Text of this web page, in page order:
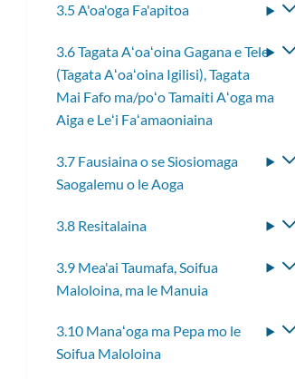
3.5 A'oa'oga Fa'apitoa
3.6 Tagata Aʻoaʻoina Gagana e Tele
(Tagata Aʻoaʻoina Igilisi), Tagata
Mai Fafo ma/poʻo Tamaiti Aʻoga ma
Aiga e Leʻi Faʻamaoniaina
3.7 Fausiaina o se Siosiomaga
Saogalemu o le Aoga
3.8 Resitalaina
3.9 Mea'ai Taumafa, Soifua
Maloloina, ma le Manuia
3.10 Manaʻoga ma Pepa mo le
Soifua Maloloina